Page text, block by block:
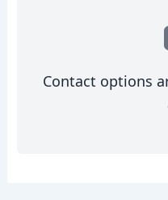
Contact options